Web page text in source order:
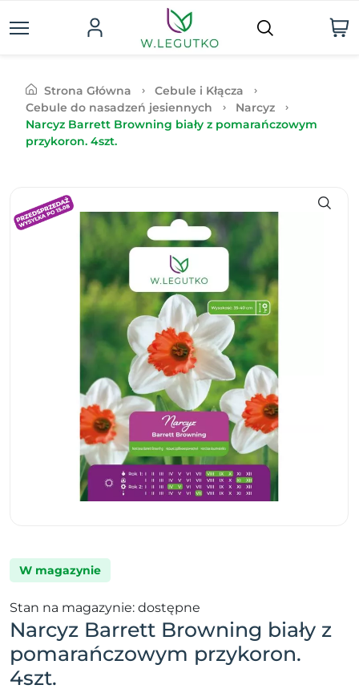
Strona Główna
Cebule i Kłącza
Cebule do nasadzeń jesiennych
Narcyz
Narcyz Barrett Browning biały z pomarańczowym
przykoron. 4szt.
W magazynie
Stan na magazynie: dostępne
Narcyz Barrett Browning biały z
pomarańczowym przykoron.
4szt.